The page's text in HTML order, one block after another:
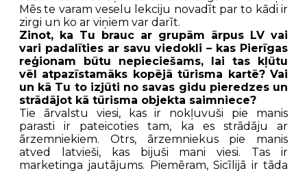
Mēs te varam veselu lekciju novadīt par to kādi ir
zirgi un ko ar viņiem var darīt.
Zinot, ka Tu brauc ar grupām ārpus LV vai
vari padalīties ar savu viedokli – kas Pierīgas
reģionam būtu nepieciešams, lai tas kļūtu
vēl atpazīstamāks kopējā tūrisma kartē? Vai
un kā Tu to izjūti no savas gidu pieredzes un
strādājot kā tūrisma objekta saimniece?
Tie ārvalstu viesi, kas ir nokļuvuši pie manis
parasti ir pateicoties tam, ka es strādāju ar
ārzemniekiem. Otrs, ārzemniekus pie manis
atved latvieši, kas bijuši mani viesi. Tas ir
marketinga jautājums. Piemēram, Sicīlijā ir tāda